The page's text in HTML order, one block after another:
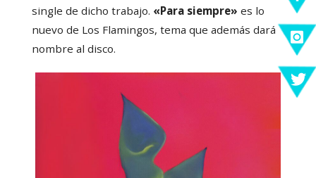
single de dicho trabajo. «Para siempre» es lo
nuevo de Los Flamingos, tema que además dará
nombre al disco.